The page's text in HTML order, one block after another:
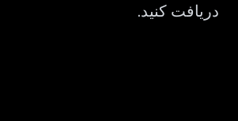
دریافت کنید.